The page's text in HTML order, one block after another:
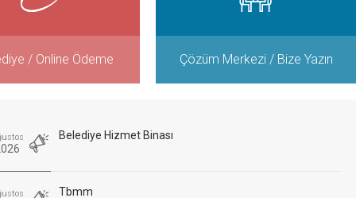
/ Online Ödeme Çözüm Merkezi / Bize Yazın
Belediye Hizmet Binası
Tbmm